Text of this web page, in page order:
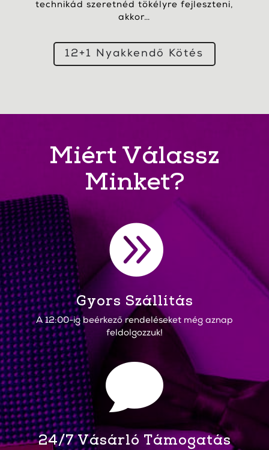
technikád szeretnéd tökélyre fejleszteni,
akkor…
12+1 Nyakkendő Kötés
Miért Válassz
Minket?

Gyors Szállítás
A 12:00-ig beérkező rendeléseket még aznap
feldolgozzuk!

24/7 Vásárló Támogatás